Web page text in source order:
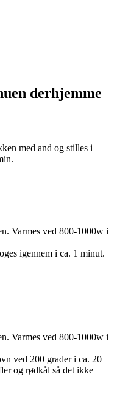
derhjemme
med and og stilles i
Varmes ved 800-1000w i
igennem i ca. 1 minut.
Varmes ved 800-1000w i
ved 200 grader i ca. 20
og rødkål så det ikke